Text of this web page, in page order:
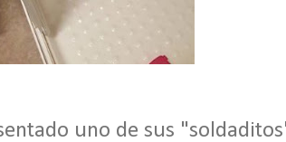
uno de sus